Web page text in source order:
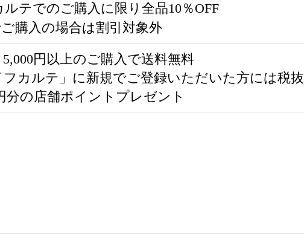
ルテでのご購入に限り全品10％OFF
購入の場合は割引対象外
5,000円以上のご購入で送料無料
フカルテ」に新規でご登録いただいた方には税抜
分の店舗ポイントプレゼント